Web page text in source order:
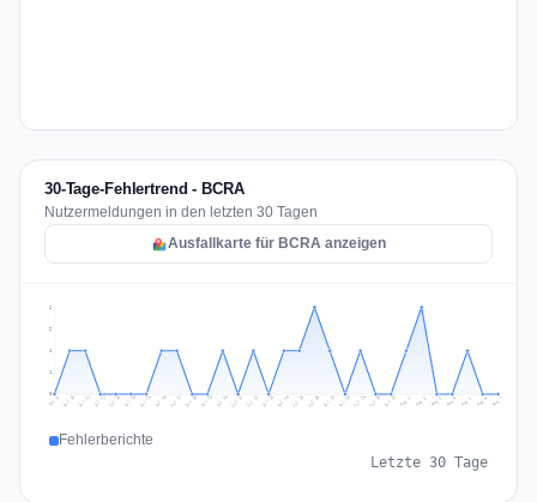
30-Tage-Fehlertrend - BCRA
Nutzermeldungen in den letzten 30 Tagen
Ausfallkarte für BCRA anzeigen
1
1
2
2
Jul 9 Jul 10 Jul 11 Jul 12 Jul 13 Jul 14 Jul 15 Jul 16 Jul 17 Jul 18 Jul 19 Jul 20 Jul 21 Jul 22 Jul 23 Jul 24 Jul 25 Jul 26 Jul 27 Jul 28 Jul 29 Jul 30 Jul 31 Aug 1 Aug 2 Aug 3 Aug 4 Aug 5 Aug 6 Aug 7
Fehlerberichte
Letzte 30 Tage